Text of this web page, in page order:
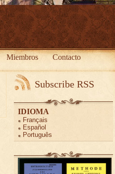
Miembros Contacto
Subscribe RSS
IDIOMA
Français
Español
Português